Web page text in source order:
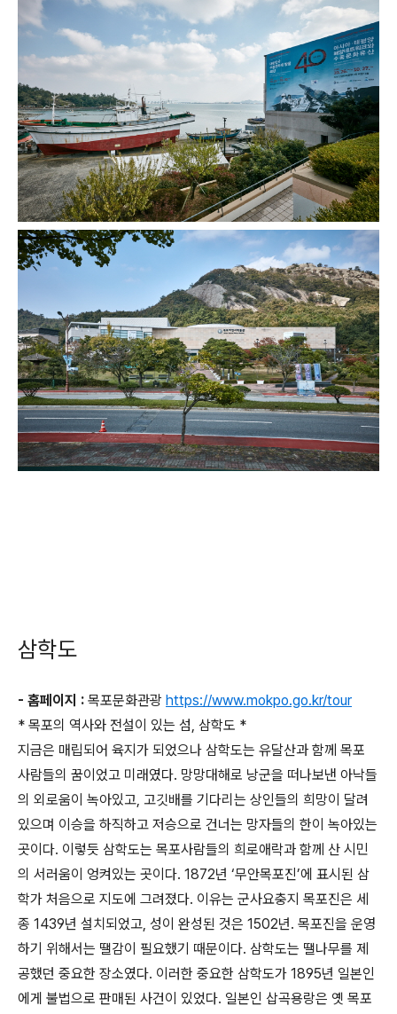
삼학도
- 홈페이지 : 목포문화관광 https://www.mokpo.go.kr/tour
* 목포의 역사와 전설이 있는 섬, 삼학도 *
지금은 매립되어 육지가 되었으나 삼학도는 유달산과 함께 목포
사람들의 꿈이었고 미래였다. 망망대해로 낭군을 떠나보낸 아낙들
의 외로움이 녹아있고, 고깃배를 기다리는 상인들의 희망이 달려
있으며 이승을 하직하고 저승으로 건너는 망자들의 한이 녹아있는
곳이다. 이렇듯 삼학도는 목포사람들의 희로애락과 함께 산 시민
의 서러움이 엉켜있는 곳이다. 1872년 ‘무안목포진’에 표시된 삼
학가 처음으로 지도에 그려졌다. 이유는 군사요충지 목포진은 세
종 1439년 설치되었고, 성이 완성된 것은 1502년. 목포진을 운영
하기 위해서는 땔감이 필요했기 때문이다. 삼학도는 땔나무를 제
공했던 중요한 장소였다. 이러한 중요한 삼학도가 1895년 일본인
에게 불법으로 판매된 사건이 있었다. 일본인 삽곡용랑은 옛 목포